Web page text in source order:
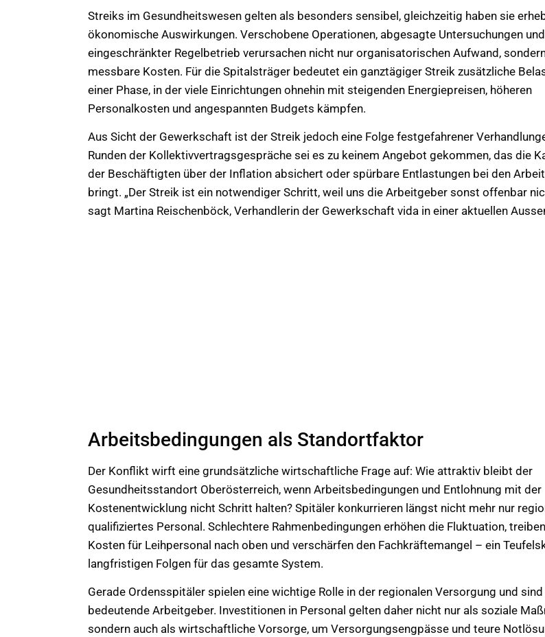
Streiks im Gesundheitswesen gelten als besonders sensibel, gleichzeitig haben sie
ökonomische Auswirkungen. Verschobene Operationen, abgesagte Untersuchungen
eingeschränkter Regelbetrieb verursachen nicht nur organisatorischen Aufwand,
messbare Kosten. Für die Spitalsträger bedeutet ein ganztägiger Streik zusätzliche
einer Phase, in der viele Einrichtungen ohnehin mit steigenden Energiepreisen, höheren
Personalkosten und angespannten Budgets kämpfen.
Aus Sicht der Gewerkschaft ist der Streik jedoch eine Folge festgefahrener
Runden der Kollektivvertragsgespräche sei es zu keinem Angebot gekommen, das die
der Beschäftigten über der Inflation absichert oder spürbare Entlastungen bei den
bringt. „Der Streik ist ein notwendiger Schritt, weil uns die Arbeitgeber sonst offenbar
sagt Martina Reischenböck, Verhandlerin der Gewerkschaft vida in einer aktuellen
Arbeitsbedingungen als Standortfaktor
Der Konflikt wirft eine grundsätzliche wirtschaftliche Frage auf: Wie attraktiv bleibt der
Gesundheitsstandort Oberösterreich, wenn Arbeitsbedingungen und Entlohnung mit der
Kostenentwicklung nicht Schritt halten? Spitäler konkurrieren längst nicht mehr nur
qualifiziertes Personal. Schlechtere Rahmenbedingungen erhöhen die Fluktuation,
Kosten für Leihpersonal nach oben und verschärfen den Fachkräftemangel – ein
langfristigen Folgen für das gesamte System.
Gerade Ordensspitäler spielen eine wichtige Rolle in der regionalen Versorgung und
bedeutende Arbeitgeber. Investitionen in Personal gelten daher nicht nur als soziale
sondern auch als wirtschaftliche Vorsorge, um Versorgungsengpässe und teure